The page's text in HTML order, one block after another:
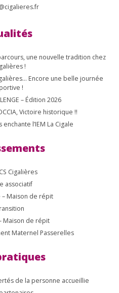
une nouvelle tradition chez
!
Encore une belle journée
!
– Édition 2026
Victoire historique !!
l’IEM La Cigale
Cigalières
associatif
– Maison de répit
Maison de répit
Maternel Passerelles
de la personne accueillie